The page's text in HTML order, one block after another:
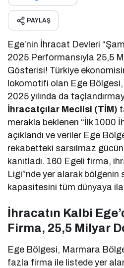
PAYLAŞ
Ege’nin İhracat Devleri
2025 Performansıyla 25,5
Gösterisi! Türkiye
lokomotifi olan Ege Bölgesi,
2025 yılında da
İhracatçılar Meclisi (TİM)
merakla beklenen “İlk 1000
açıklandı ve veriler Ege
rekabetteki sarsılmaz
kanıtladı. 160 Egeli firma,
Ligi”nde yer alarak
kapasitesini tüm dünyaya
İhracatın Kalbi
Firma, 25,5 Milyar
Ege Bölgesi, Marmara
fazla firma ile listede yer